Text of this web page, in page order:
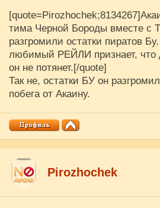
тима Черной Бороды вместе с
разгромили остатки пиратов
любимый РЕЙЛИ признает,
он не потянет.[/quote]
Так не, остатки БУ он
побега от Акаину.
Pirozhochek